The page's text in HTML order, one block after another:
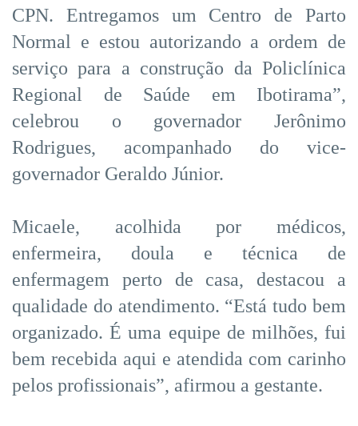
CPN. Entregamos um Centro de Parto
Normal e estou autorizando a ordem de
serviço para a construção da Policlínica
Regional de Saúde em Ibotirama”,
celebrou o governador Jerônimo
Rodrigues, acompanhado do vice-
governador Geraldo Júnior.
Micaele, acolhida por médicos,
enfermeira, doula e técnica de
enfermagem perto de casa, destacou a
qualidade do atendimento. “Está tudo bem
organizado. É uma equipe de milhões, fui
bem recebida aqui e atendida com carinho
pelos profissionais”, afirmou a gestante.